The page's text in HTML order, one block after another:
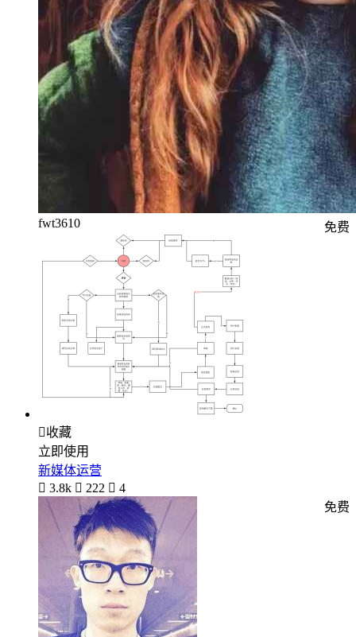
fwt3610 免费
收藏
立即使用
新媒体运营
 3.8k  222  4
免费